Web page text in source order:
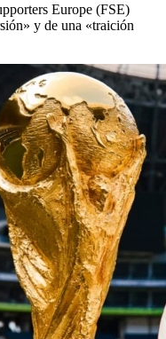
Europe (FSE)
y de una «traición